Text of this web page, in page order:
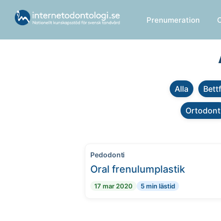
Prenumeration
Alla
Pedodonti
Oral frenulumplastik
17 mar 2020 5 min lästid